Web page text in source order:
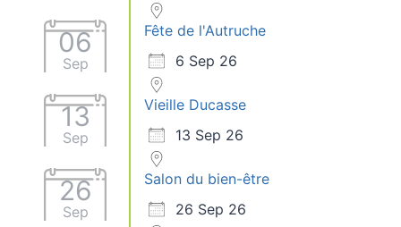
06
Sep
Fête de l'Autruche
6 Sep 26
13
Sep
Vieille Ducasse
13 Sep 26
26
Sep
Salon du bien-être
26 Sep 26